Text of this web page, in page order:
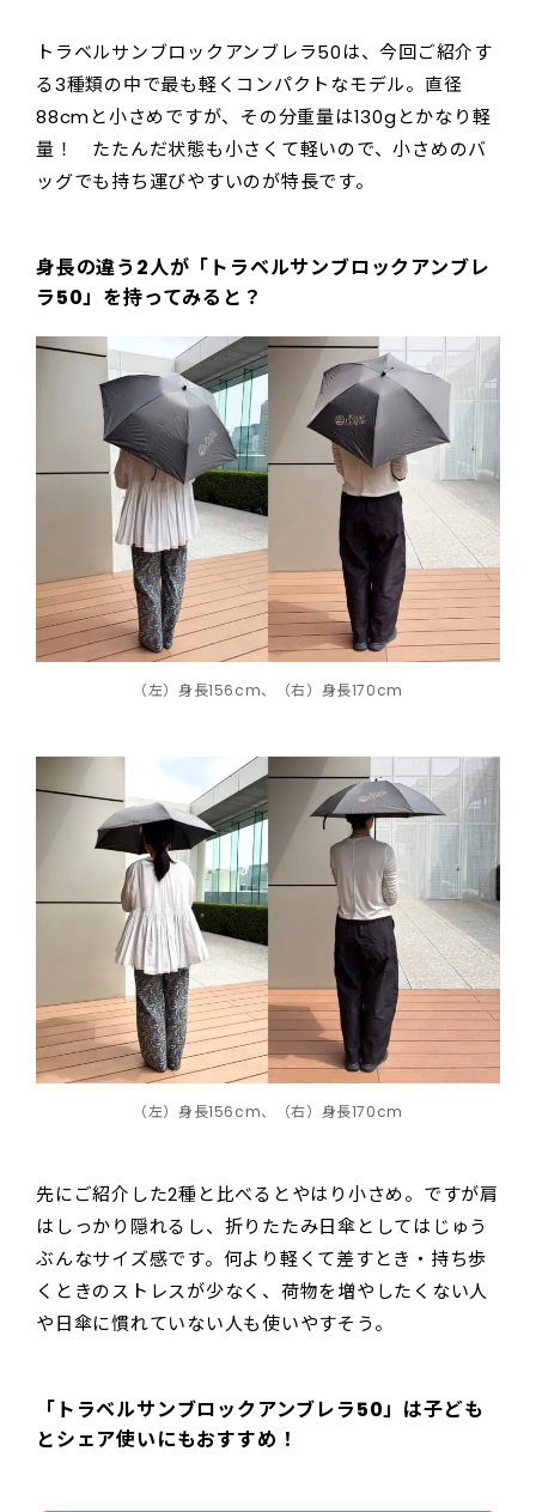
トラベルサンブロックアンブレラ50は、今回ご紹介す
る3種類の中で最も軽くコンパクトなモデル。直径
88cmと小さめですが、その分重量は130gとかなり軽
量！ たたんだ状態も小さくて軽いので、小さめのバ
ッグでも持ち運びやすいのが特長です。
身長の違う2人が「トラベルサンブロックアンブレ
ラ50」を持ってみると？
（左）身長156cm、（右）身長170cm
（左）身長156cm、（右）身長170cm
先にご紹介した2種と比べるとやはり小さめ。ですが肩
はしっかり隠れるし、折りたたみ日傘としてはじゅう
ぶんなサイズ感です。何より軽くて差すとき・持ち歩
くときのストレスが少なく、荷物を増やしたくない人
や日傘に慣れていない人も使いやすそう。
「トラベルサンブロックアンブレラ50」は子ども
とシェア使いにもおすすめ！